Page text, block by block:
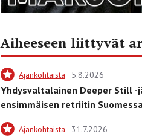
Aiheeseen liittyvät
Ajankohtaista 5.8.2026
Yhdysvaltalainen Deeper Still
ensimmäisen retriitin
Ajankohtaista 31.7.2026